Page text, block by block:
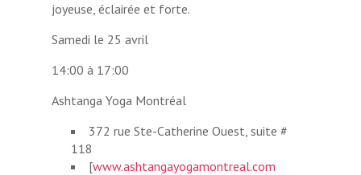
joyeuse, éclairée et forte.
Samedi le 25 avril
14:00 à 17:00
Ashtanga Yoga Montréal
372 rue Ste-Catherine Ouest, suite #
118
[www.ashtangayogamontreal.com